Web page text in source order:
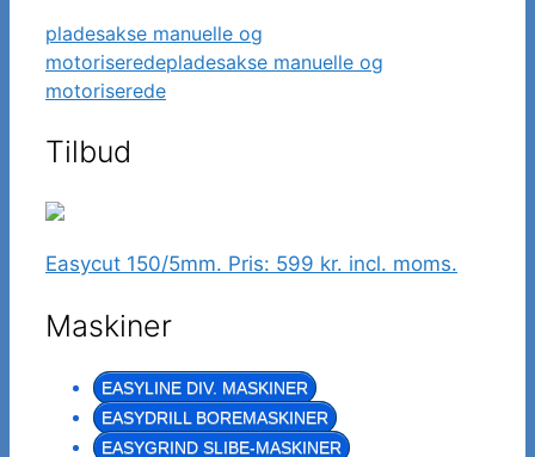
pladesakse manuelle og
motoriseredepladesakse manuelle og
motoriserede
Tilbud
Easycut 150/5mm. Pris: 599 kr. incl. moms.
Maskiner
EASYLINE DIV. MASKINER
EASYDRILL BOREMASKINER
EASYGRIND SLIBE-MASKINER